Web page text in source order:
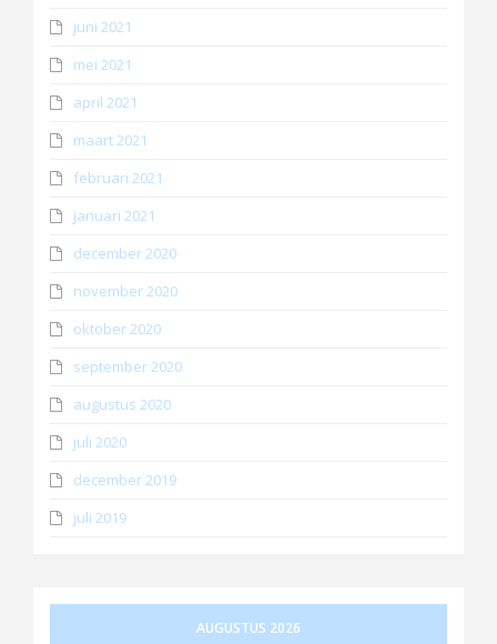
juni 2021
mei 2021
april 2021
maart 2021
februari 2021
januari 2021
december 2020
november 2020
oktober 2020
september 2020
augustus 2020
juli 2020
december 2019
juli 2019
AUGUSTUS 2026